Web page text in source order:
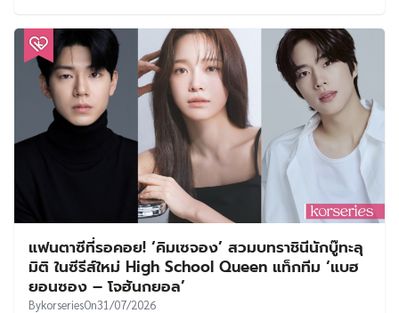
แฟนตาซีที่รอคอย! ‘คิมเซจอง’ สวมบทราชินีนักบู๊ทะลุ
มิติ ในซีรีส์ใหม่ High School Queen แท็กทีม ‘แบฮ
ยอนซอง – โจฮันกยอล’
BykorseriesOn31/07/2026